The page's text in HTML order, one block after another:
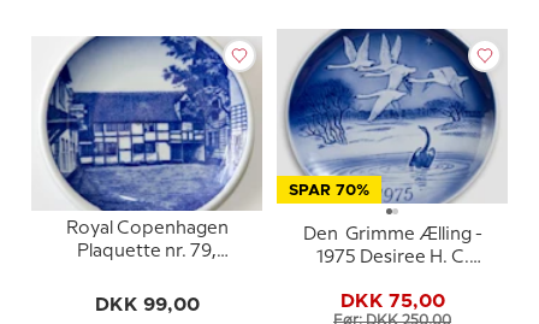
Royal Copenhagen
Plaquette nr. 79,
Assens
DKK 99,00
SPAR 70%
Den Grimme Ælling -
1975 Desiree H. C.
DKK 75,00
Før: DKK 250,00